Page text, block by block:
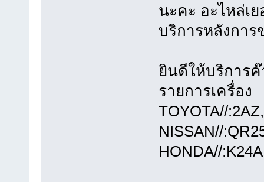
นะคะ อะไหล่เ
บริการหลังกา
ยินดีให้บริการค๊
รายการเครื่อง
TOYOTA//
NISSAN//
HONDA//